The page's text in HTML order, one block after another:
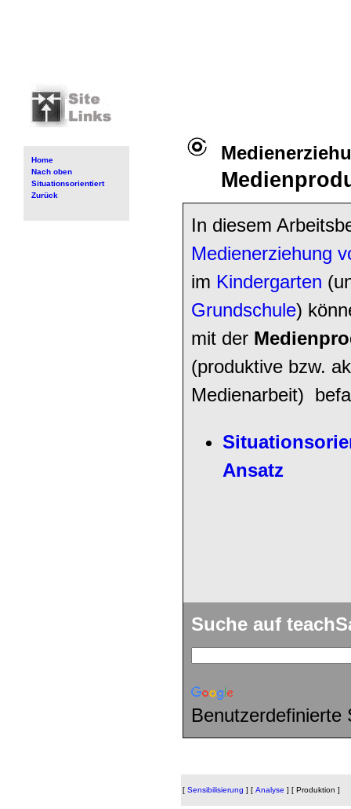
Home
Nach oben
Situationsorientiert
Zurück
In diesem
Medienerziehung
im Kindergarten
Grundschule)
mit der
(produktive bzw.
Medienarbeit)
Ansatz
Suche auf
Benutzerdefinierte
[ Sensibilisierung ] [ Analyse ] [ Produktion ]